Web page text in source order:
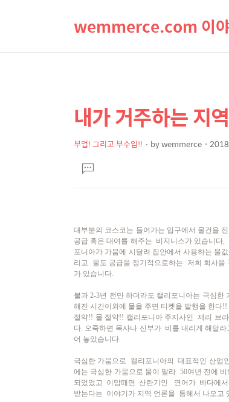
wemmerce.com 이
상
컨
텐
본
문
제
내가 거주하는 지
부업! 그리고 부수입!! bywemmerce
문댓
글
대부분의 코스코는 들어가는 입구에서 물건을
공급 혹은 대여를 해주는 비지니스가 있습니
포니아가 가뭄에 시달려 집안에서 사용하는 물
리고 물도 공급을 정기적으로하는 저희 회사
가 있습니다.
불과 2-3년 전만 하더라도 캘리포니아는 극심
해진 시간이외에 물을 주면 티켓을 발행을 한
절약!! 물 절약!! 캘리포니아 주지사인 제리 브
다. 오죽하면 목사나 신부가 비를 내리게 해달
어 놓았습니다.
극심한 가뭄으로 캘리포니아의 대표적인 산업
에는 극심한 가뭄으로 물이 말라 50여년 전에
되었었고 이맘때면 산란기인 연어가 바다에
받는다는 이야기가 지역 언론을 통해서 나오고